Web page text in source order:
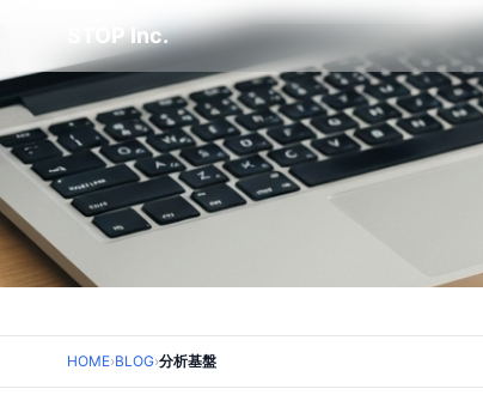
STOP Inc.
HOME›BLOG›分析基盤